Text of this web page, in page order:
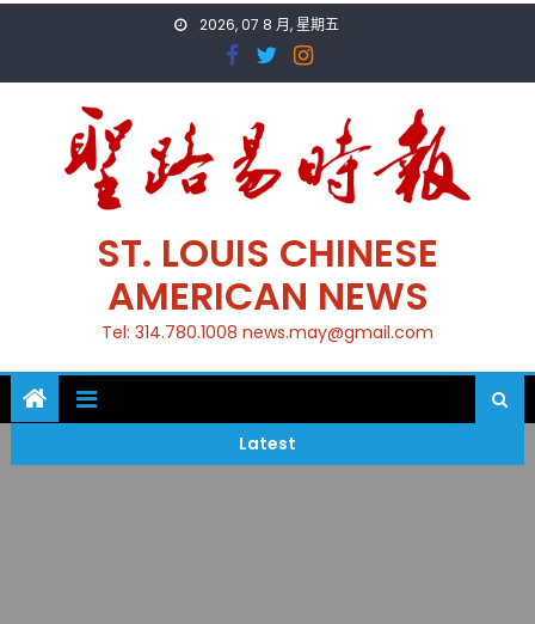
2026, 07 8 月, 星期五
ST. LOUIS CHINESE
AMERICAN NEWS
Tel: 314.780.1008 news.may@gmail.com
Latest